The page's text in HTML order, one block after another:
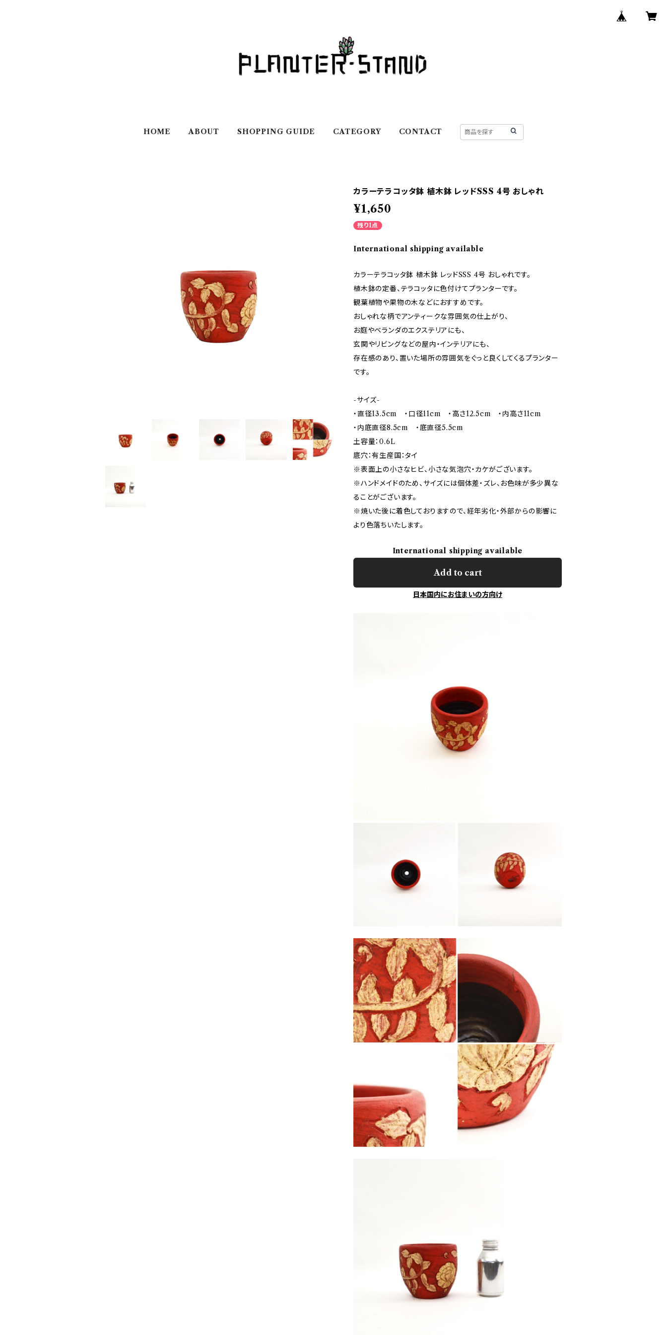
HOME ABOUT SHOPPING GUIDE CATEGORY CONTACT
カラーテラコッタ鉢 植木鉢 レッドSSS 4号 おしゃれ
¥1,650
残り1点
International shipping available
カラーテラコッタ鉢 植木鉢 レッドSSS 4号 おしゃれです。
植木鉢の定番、テラコッタに色付けてプランターです。
観葉植物や果物の木などにおすすめです。
おしゃれな柄でアンティークな雰囲気の仕上がり、
お庭やベランダのエクステリアにも、
玄関やリビングなどの屋内・インテリアにも、
存在感のあり、置いた場所の雰囲気をぐっと良くしてくるプランター
です。
-サイズ-
・直径13.5cm ・口径11cm ・高さ12.5cm ・内高さ11cm
・内底直径8.5cm ・底直径5.5cm
土容量：0.6L
底穴：有生産国：タイ
※表面上の小さなヒビ、小さな気泡穴・カケがございます。
※ハンドメイドのため、サイズには個体差・ズレ、お色味が多少異な
ることがございます。
※焼いた後に着色しておりますので、経年劣化・外部からの影響に
より色落ちいたします。
International shipping available
Add to cart
日本国内にお住まいの方向け